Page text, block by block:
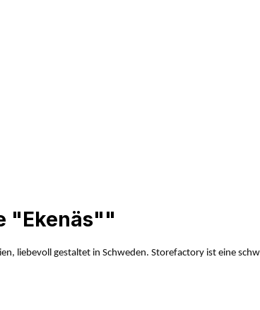
"Ekenäs""
liebevoll gestaltet in Schweden. Storefactory ist eine